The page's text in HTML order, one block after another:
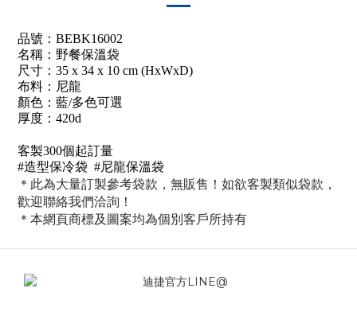
品號：BEBK16002
名稱：野餐保溫袋
尺寸：35 x 34 x 10 cm (HxWxD)
布料：尼龍
顏色：藍/多色可選
厚度：420d
客製300個起訂量
#造型保冷袋 #尼龍保溫袋
＊此為大量訂製參考袋款，無販售！ 如欲客製類似袋款，
歡迎聯絡我們洽詢！
＊本網頁商標及圖案均為個別客戶所持有